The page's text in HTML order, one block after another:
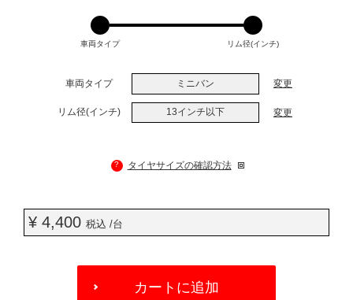
車両タイプ リム径(インチ)
車両タイプ ミニバン 変更
リム径(インチ) 13インチ以下 変更
? タイヤサイズの確認方法
¥ 4,400 税込 /台
カートに追加